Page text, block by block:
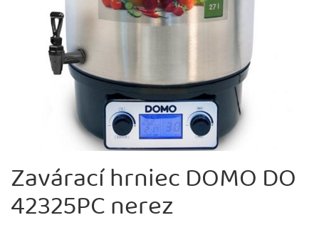
Zavárací hrniec DOMO DO
42325PC nerez